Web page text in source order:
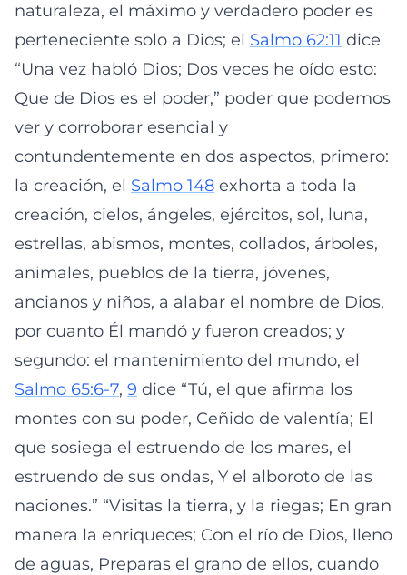
naturaleza, el máximo y verdadero poder es
perteneciente solo a Dios; el Salmo 62:11 dice
“Una vez habló Dios; Dos veces he oído esto:
Que de Dios es el poder,” poder que podemos
ver y corroborar esencial y
contundentemente en dos aspectos, primero:
la creación, el Salmo 148 exhorta a toda la
creación, cielos, ángeles, ejércitos, sol, luna,
estrellas, abismos, montes, collados, árboles,
animales, pueblos de la tierra, jóvenes,
ancianos y niños, a alabar el nombre de Dios,
por cuanto Él mandó y fueron creados; y
segundo: el mantenimiento del mundo, el
Salmo 65:6-7, 9 dice “Tú, el que afirma los
montes con su poder, Ceñido de valentía; El
que sosiega el estruendo de los mares, el
estruendo de sus ondas, Y el alboroto de las
naciones.” “Visitas la tierra, y la riegas; En gran
manera la enriqueces; Con el río de Dios, lleno
de aguas, Preparas el grano de ellos, cuando